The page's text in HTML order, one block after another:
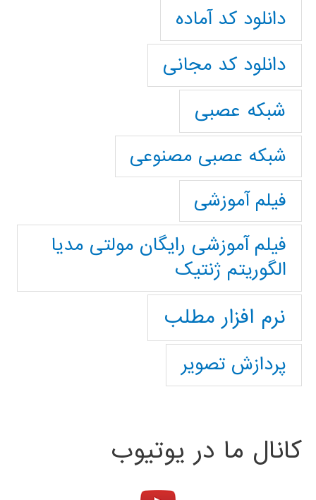
دانلود کد آماده
دانلود کد مجانی
شبکه عصبی
شبکه عصبی مصنوعی
فیلم آموزشی
فیلم آموزشی رایگان مولتی مدیا
الگوریتم ژنتیک
نرم افزار مطلب
پردازش تصویر
کانال ما در یوتیوب